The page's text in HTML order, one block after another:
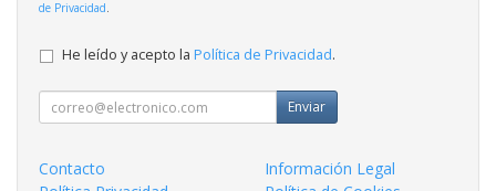
de Privacidad.
He leído y acepto la Política de Privacidad.
Enviar
Contacto
Información Legal